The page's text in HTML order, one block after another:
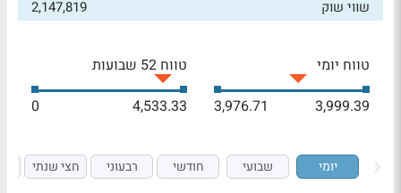
שווי שוק
2,147,819
טווח יומי
3,999.39
3,976.71
טווח 52 שבועות
4,533.33
0
יומי שבועי חודשי רבעוני חצי שנתי